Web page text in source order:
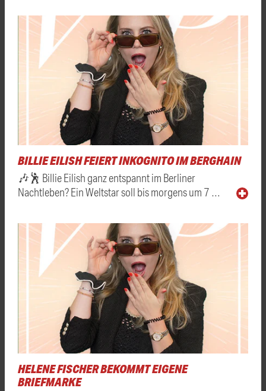
BILLIE EILISH FEIERT INKOGNITO IM BERGHAIN
🎶🕺 Billie Eilish ganz entspannt im Berliner
Nachtleben? Ein Weltstar soll bis morgens um 7 …
HELENE FISCHER BEKOMMT EIGENE
BRIEFMARKE